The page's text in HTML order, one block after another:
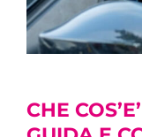
CHE